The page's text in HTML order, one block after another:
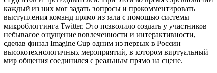
каждый из них мог задать вопросы и прокомментировать
выступления команд прямо из зала с помощью системы
микроблоггинга Twitter. Это позволило создать у участников
небывалое ощущение вовлеченности и интерактивности,
сделав финал Imagine Cup одним из первых в России
высокотехнологичных мероприятий, в котором виртуальный
мир общения соединился с реальным прямо на сцене.